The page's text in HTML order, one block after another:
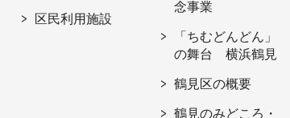
区民利用施設
念事業
「ちむどんどん」
の舞台 横浜鶴見
鶴見区の概要
鶴見のみどころ・